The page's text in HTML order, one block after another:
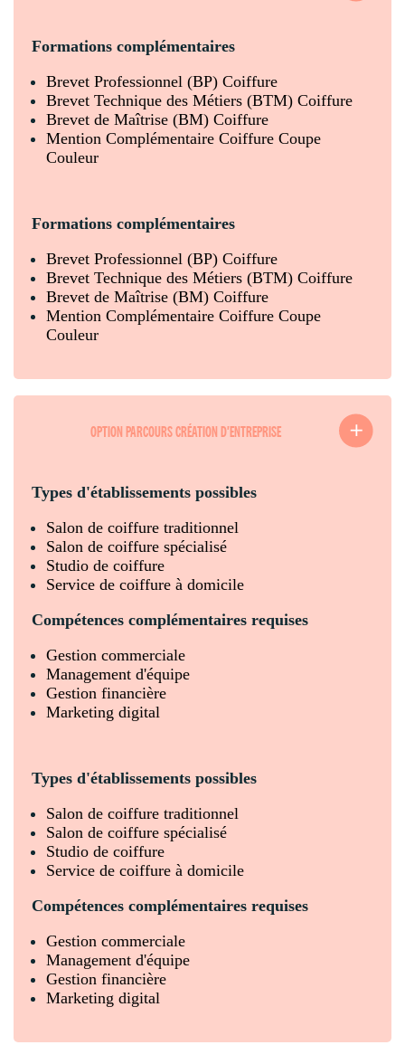
Formations complémentaires
Brevet Professionnel (BP) Coiffure
Brevet Technique des Métiers (BTM) Coiffure
Brevet de Maîtrise (BM) Coiffure
Mention Complémentaire Coiffure Coupe
Couleur
Formations complémentaires
Brevet Professionnel (BP) Coiffure
Brevet Technique des Métiers (BTM) Coiffure
Brevet de Maîtrise (BM) Coiffure
Mention Complémentaire Coiffure Coupe
Couleur
OPTION PARCOURS CRÉATION D'ENTREPRISE
Types d'établissements possibles
Salon de coiffure traditionnel
Salon de coiffure spécialisé
Studio de coiffure
Service de coiffure à domicile
Compétences complémentaires requises
Gestion commerciale
Management d'équipe
Gestion financière
Marketing digital
Types d'établissements possibles
Salon de coiffure traditionnel
Salon de coiffure spécialisé
Studio de coiffure
Service de coiffure à domicile
Compétences complémentaires requises
Gestion commerciale
Management d'équipe
Gestion financière
Marketing digital